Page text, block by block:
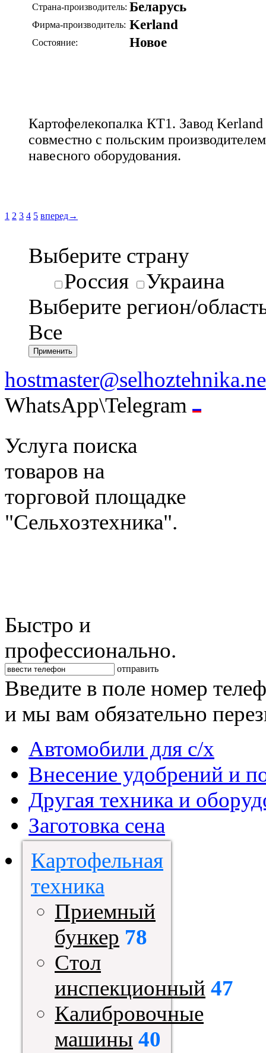
Страна-производитель: Беларусь
Фирма-производитель: Kerland
Состояние: Новое
Картофелекопалка КТ1. Завод
совместно с польским
навесного оборудования.
1 2 3 4 5 вперед→
Выберите страну
Россия
Украина
Выберите регион/
Все
WhatsApp\Telegram
Услуга поиска
товаров на
торговой площадке
"Сельхозтехника".
Быстро и
профессионально.
отправить
Введите в поле номер
и мы вам обязательно
Автомобили для с/х
Внесение удобрений и
Другая техника и
Заготовка сена
Картофельная
техника
Приемный
бункер 78
Стол
инспекционный 47
Калибровочные
машины 40